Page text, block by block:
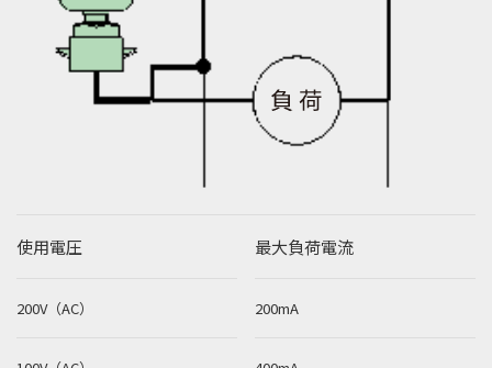
使用電圧
200V（AC）
最大負荷電流
200mA